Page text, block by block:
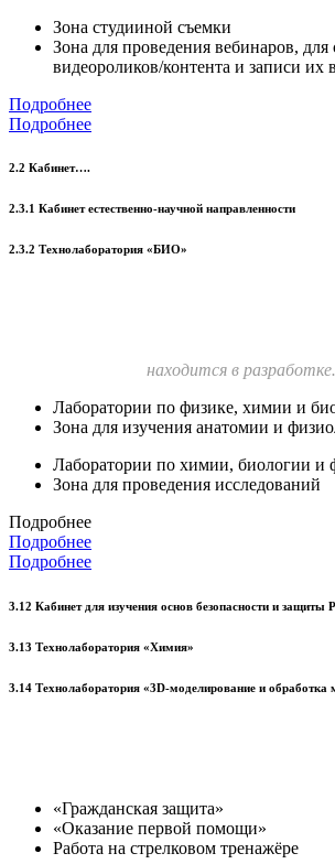
Зона студииной съемки
Зона для проведения вебинаров, для
видеороликов/контента и записи их
Подробнее
Подробнее
2.2 Кабинет….
2.3.1 Кабинет естественно-научной направленности
2.3.2 Технолаборатория «БИО»
находится в
Лаборатории по физике, химии и
Зона для изучения анатомии и
Лаборатории по химии, биологии и
Зона для проведения исследований
Подробнее
Подробнее
Подробнее
3.12 Кабинет для изучения основ безопасности и защиты
3.13 Технолаборатория «Химия»
3.14 Технолаборатория «3D-моделирование и обработка
«Гражданская защита»
«Оказание первой помощи»
Работа на стрелковом тренажёре